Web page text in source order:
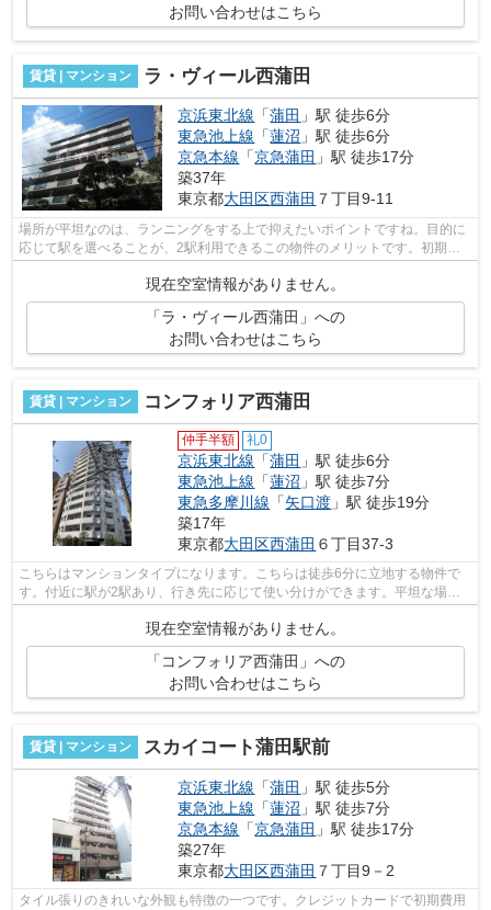
お問い合わせはこちら
賃貸 | マンション ラ・ヴィール西蒲田
京浜東北線 「蒲田 」駅 徒歩6分
東急池上線 「蓮沼 」駅 徒歩6分
京急本線 「京急蒲田 」駅 徒歩17分
築37年
東京都大田区西蒲田 ７丁目9-11
場所が平坦なのは、ランニングをする上で抑えたいポイントですね。目的に
応じて駅を選べることが、2駅利用できるこの物件のメリットです。初期費
用をカードでお支払いいただけるので、...
現在空室情報がありません。
「ラ・ヴィール西蒲田」への
お問い合わせはこちら
賃貸 | マンション コンフォリア西蒲田
仲手半額 礼0
京浜東北線 「蒲田 」駅 徒歩6分
東急池上線 「蓮沼 」駅 徒歩7分
東急多摩川線 「矢口渡 」駅 徒歩19分
築17年
東京都大田区西蒲田 ６丁目37-3
こちらはマンションタイプになります。こちらは徒歩6分に立地する物件で
す。付近に駅が2駅あり、行き先に応じて使い分けができます。平坦な場所
現在空室情報がありません。
「コンフォリア西蒲田」への
お問い合わせはこちら
賃貸 | マンション スカイコート蒲田駅前
京浜東北線 「蒲田 」駅 徒歩5分
東急池上線 「蓮沼 」駅 徒歩7分
京急本線 「京急蒲田 」駅 徒歩17分
築27年
東京都大田区西蒲田 ７丁目9－2
タイル張りのきれいな外観も特徴の一つです。クレジットカードで初期費用